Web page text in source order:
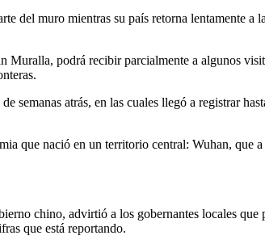
del muro mientras su país retorna lentamente a
podrá recibir parcialmente a algunos
atrás, en las cuales llegó a registrar
que nació en un territorio central: Wuhan, que
chino, advirtió a los gobernantes locales
que está reportando.